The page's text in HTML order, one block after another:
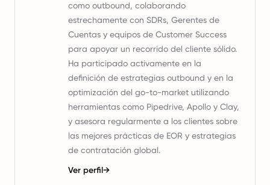
como outbound, colaborando
estrechamente con SDRs, Gerentes de
Cuentas y equipos de Customer Success
para apoyar un recorrido del cliente sólido.
Ha participado activamente en la
definición de estrategias outbound y en la
optimización del go-to-market utilizando
herramientas como Pipedrive, Apollo y Clay,
y asesora regularmente a los clientes sobre
las mejores prácticas de EOR y estrategias
de contratación global.
Ver perfil→